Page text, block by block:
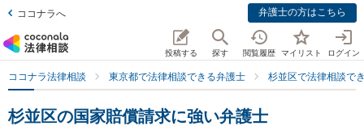
ココナラへ 弁護士の方はこちら
投稿する 探す 閲覧履歴 マイリスト ログイン
ココナラ法律相談 東京都で法律相談できる弁護士 杉並区で法律相談で
杉並区の国家賠償請求に強い弁護士